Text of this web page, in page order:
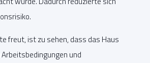
freut, ist zu sehen, dass das Haus
und